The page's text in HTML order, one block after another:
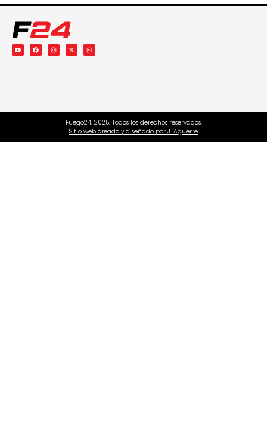
Fuego24. 2025. Todos los derechos reservados.
Sitio web creado y diseñado por J. Aguerre